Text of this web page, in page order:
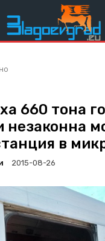
660 тона
незаконна
в
2015-08-26